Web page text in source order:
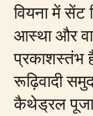
वियना में
आस्था और
प्रकाशस्तंभ
रूढ़िवादी
कैथेड्रल